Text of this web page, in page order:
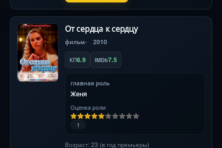
От сердца к сердцу
фильм 2010
КП6.9 IMDb7.5
главная роль
Женя
Оценка роли
1
Возраст: 23 (в год премьеры)